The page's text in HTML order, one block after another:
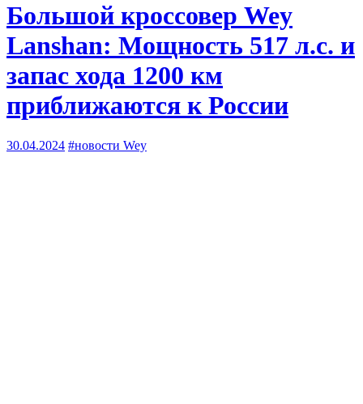
Большой кроссовер Wey
Lanshan: Мощность 517 л.с. и
запас хода 1200 км
приближаются к России
30.04.2024 #новости Wey